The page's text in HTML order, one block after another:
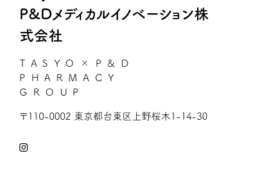
P&Dメディカルイノベーション株
式会社
TASYO×P&D
PHARMACY
GROUP
〒110-0002 東京都台東区上野桜木1-14-30